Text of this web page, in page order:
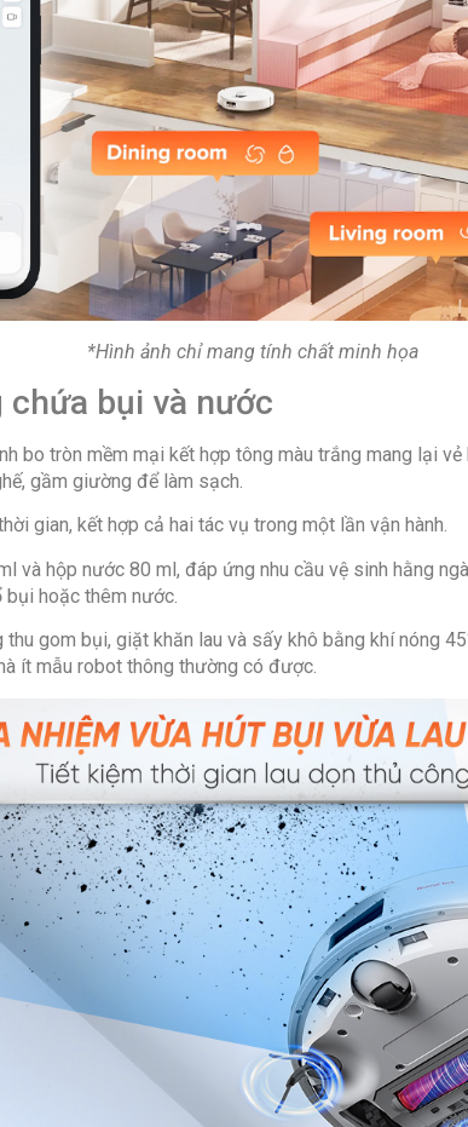
*Hình ảnh chỉ mang tính chất minh họa
bụi và nước
bo tròn mềm mại kết hợp tông màu trắng mang lại
gầm giường để làm sạch.
gian, kết hợp cả hai tác vụ trong một lần vận hành.
và hộp nước 80 ml, đáp ứng nhu cầu vệ sinh hằng
hoặc thêm nước.
gom bụi, giặt khăn lau và sấy khô bằng khí nóng
ít mẫu robot thông thường có được.